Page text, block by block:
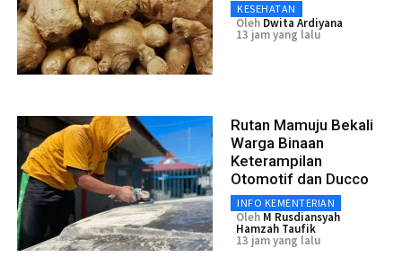
KESEHATAN
Oleh Dwita Ardiyana
13 jam yang lalu
Rutan Mamuju Bekali
Warga Binaan
Keterampilan
Otomotif dan Ducco
INFO KEMENTERIAN
Oleh M Rusdiansyah
Hamzah Taufik
13 jam yang lalu